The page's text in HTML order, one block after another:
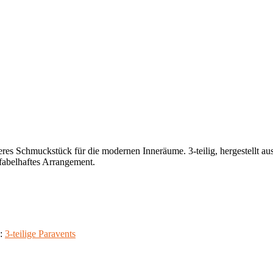
Schmuckstück für die modernen Inneräume. 3-teilig, hergestellt
Arrangement.
3-teilige Paravents